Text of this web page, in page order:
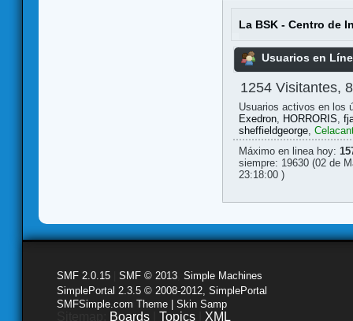
La BSK - Centro de
Usuarios en
1254 Visitantes,
Usuarios activos en los
Exedron, HORRORIS,
sheffieldgeorge,
Máximo en linea hoy:
siempre: 19630 (02 de
23:18:00 )
SMF 2.0.15 SMF © 2013 Simple Machines
SimplePortal 2.3.5 © 2008-2012, SimplePortal
SMFSimple.com Theme | Skin Samp
Boards Topics XML